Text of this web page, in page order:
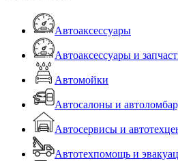
Автоаксессуары
Автоаксессуары и
Автомойки
Автосалоны и
Автосервисы и
Автотехпомощь и